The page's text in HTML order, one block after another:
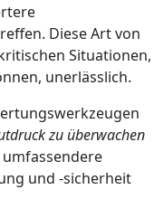
Diese Art von
Situationen,
unerlässlich.
zu überwachen
und -sicherheit